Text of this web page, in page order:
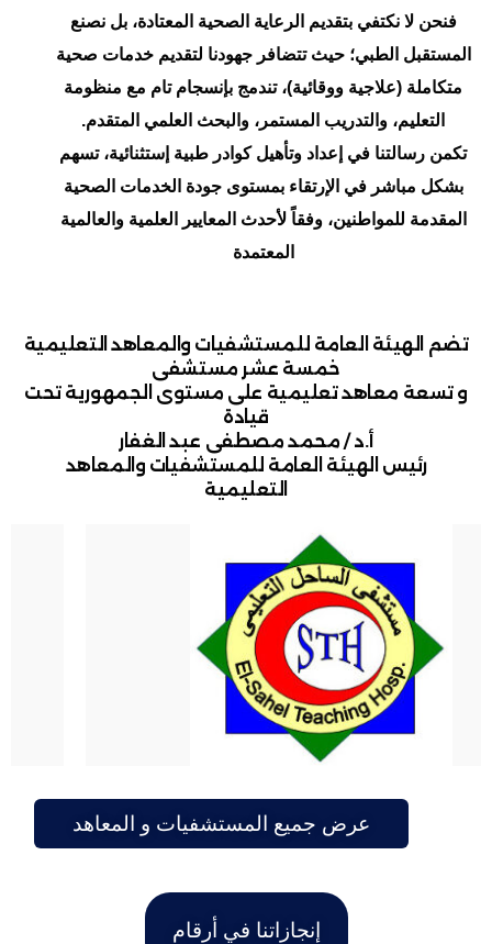
فنحن لا نكتفي بتقديم الرعاية الصحية المعتادة، بل نصنع
المستقبل الطبي؛ حيث تتضافر جهودنا لتقديم خدمات صحية
متكاملة (علاجية ووقائية)، تندمج بإنسجام تام مع منظومة
التعليم، والتدريب المستمر، والبحث العلمي المتقدم.
تكمن رسالتنا في إعداد وتأهيل كوادر طبية إستثنائية، تسهم
بشكل مباشر في الإرتقاء بمستوى جودة الخدمات الصحية
المقدمة للمواطنين، وفقاً لأحدث المعايير العلمية والعالمية
المعتمدة
تضم الهيئة العامة للمستشفيات والمعاهد التعليمية
خمسة عشر مستشفى
و تسعة معاهد تعليمية على مستوى الجمهورية تحت
قيادة
أ.د / محمد مصطفى عبد الغفار
رئيس الهيئة العامة للمستشفيات والمعاهد
التعليمية
عرض جميع المستشفيات و المعاهد
إنجازاتنا في أرقام